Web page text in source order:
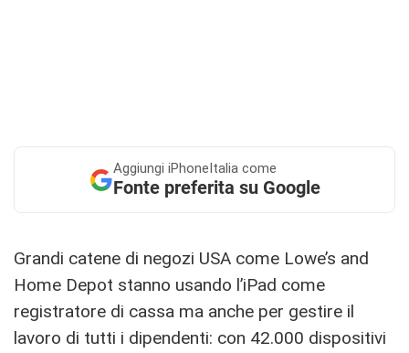
Aggiungi iPhoneItalia come
Fonte preferita su Google
Grandi catene di negozi USA come Lowe’s and
Home Depot stanno usando l’iPad come
registratore di cassa ma anche per gestire il
lavoro di tutti i dipendenti: con 42.000 dispositivi